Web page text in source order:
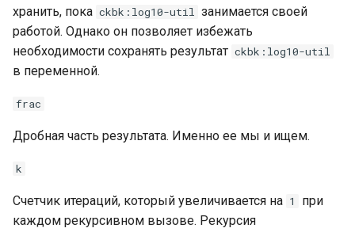
хранить, пока ckbk:log10-util занимается своей
работой. Однако он позволяет избежать
необходимости сохранять результат ckbk:log10-util
в переменной.
frac
Дробная часть результата. Именно ее мы и ищем.
k
Счетчик итераций, который увеличивается на 1
при
каждом рекурсивном вызове. Рекурсия